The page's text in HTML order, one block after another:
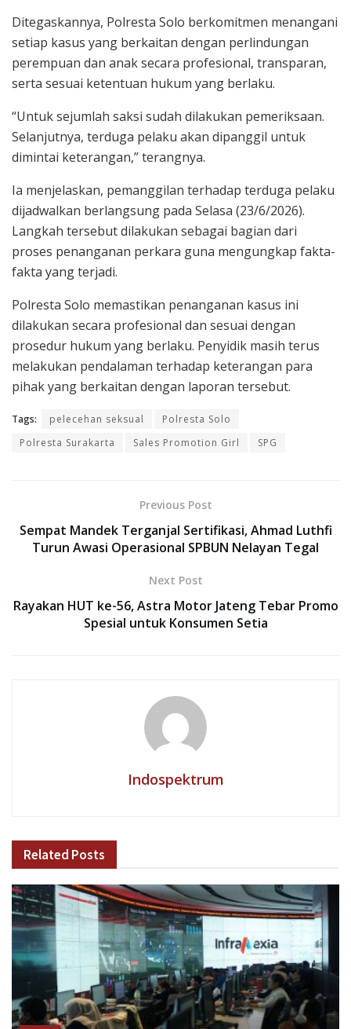
Ditegaskannya, Polresta Solo berkomitmen menangani
setiap kasus yang berkaitan dengan perlindungan
perempuan dan anak secara profesional, transparan,
serta sesuai ketentuan hukum yang berlaku.
“Untuk sejumlah saksi sudah dilakukan pemeriksaan.
Selanjutnya, terduga pelaku akan dipanggil untuk
dimintai keterangan,” terangnya.
Ia menjelaskan, pemanggilan terhadap terduga pelaku
dijadwalkan berlangsung pada Selasa (23/6/2026).
Langkah tersebut dilakukan sebagai bagian dari
proses penanganan perkara guna mengungkap fakta-
fakta yang terjadi.
Polresta Solo memastikan penanganan kasus ini
dilakukan secara profesional dan sesuai dengan
prosedur hukum yang berlaku. Penyidik masih terus
melakukan pendalaman terhadap keterangan para
pihak yang berkaitan dengan laporan tersebut.
Tags: pelecehan seksual
Polresta Solo
Polresta Surakarta
Sales Promotion Girl SPG
Previous Post
Sempat Mandek Terganjal Sertifikasi, Ahmad Luthfi
Turun Awasi Operasional SPBUN Nelayan Tegal
Next Post
Rayakan HUT ke-56, Astra Motor Jateng Tebar Promo
Spesial untuk Konsumen Setia
Indospektrum
Related Posts